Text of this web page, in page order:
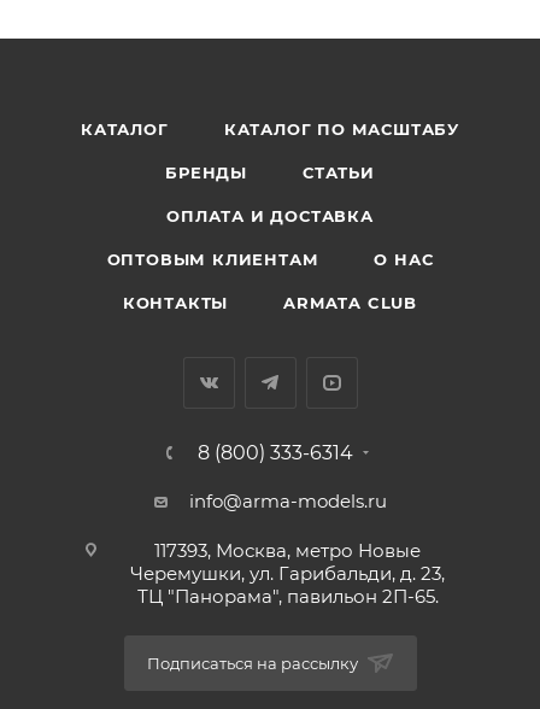
КАТАЛОГ КАТАЛОГ ПО МАСШТАБУ
БРЕНДЫ СТАТЬИ
ОПЛАТА И ДОСТАВКА
ОПТОВЫМ КЛИЕНТАМ О НАС
КОНТАКТЫ ARMATA CLUB
8 (800) 333-6314
info@arma-models.ru
117393, Москва, метро Новые
Черемушки, ул. Гарибальди, д. 23,
ТЦ "Панорама", павильон 2П-65.
Подписаться на рассылку